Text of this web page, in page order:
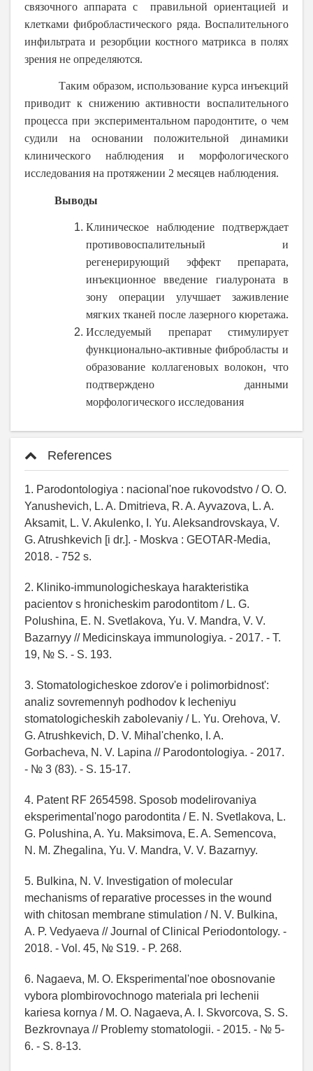
связочного аппарата с правильной ориентацией и
клетками фибробластического ряда. Воспалительного
инфильтрата и резорбции костного матрикса в полях
зрения не определяются.
Таким образом, использование курса инъекций
приводит к снижению активности воспалительного
процесса при экспериментальном пародонтите, о чем
судили на основании положительной динамики
клинического наблюдения и морфологического
исследования на протяжении 2 месяцев наблюдения.
Выводы
Клиническое наблюдение подтверждает
противовоспалительный и
регенерирующий эффект препарата,
инъекционное введение гиалуроната в
зону операции улучшает заживление
мягких тканей после лазерного кюретажа.
Исследуемый препарат стимулирует
функционально-активные фибробласты и
образование коллагеновых волокон, что
подтверждено данными
морфологического исследования
References
1. Parodontologiya : nacional'noe rukovodstvo / O. O.
Yanushevich, L. A. Dmitrieva, R. A. Ayvazova, L. A.
Aksamit, L. V. Akulenko, I. Yu. Aleksandrovskaya, V.
G. Atrushkevich [i dr.]. - Moskva : GEOTAR-Media,
2018. - 752 s.
2. Kliniko-immunologicheskaya harakteristika
pacientov s hronicheskim parodontitom / L. G.
Polushina, E. N. Svetlakova, Yu. V. Mandra, V. V.
Bazarnyy // Medicinskaya immunologiya. - 2017. - T.
19, № S. - S. 193.
3. Stomatologicheskoe zdorov'e i polimorbidnost':
analiz sovremennyh podhodov k lecheniyu
stomatologicheskih zabolevaniy / L. Yu. Orehova, V.
G. Atrushkevich, D. V. Mihal'chenko, I. A.
Gorbacheva, N. V. Lapina // Parodontologiya. - 2017.
- № 3 (83). - S. 15-17.
4. Patent RF 2654598. Sposob modelirovaniya
eksperimental'nogo parodontita / E. N. Svetlakova, L.
G. Polushina, A. Yu. Maksimova, E. A. Semencova,
N. M. Zhegalina, Yu. V. Mandra, V. V. Bazarnyy.
5. Bulkina, N. V. Investigation of molecular
mechanisms of reparative processes in the wound
with chitosan membrane stimulation / N. V. Bulkina,
A. P. Vedyaeva // Journal of Clinical Periodontology. -
2018. - Vol. 45, № S19. - P. 268.
6. Nagaeva, M. O. Eksperimental'noe obosnovanie
vybora plombirovochnogo materiala pri lechenii
kariesa kornya / M. O. Nagaeva, A. I. Skvorcova, S. S.
Bezkrovnaya // Problemy stomatologii. - 2015. - № 5-
6. - S. 8-13.